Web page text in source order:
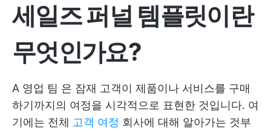
세일즈 퍼널 템플릿이란
무엇인가요?
A 영업 팀 은 잠재 고객이 제품이나 서비스를 구매
하기까지의 여정을 시각적으로 표현한 것입니다. 여
기에는 전체 고객 여정 회사에 대해 알아가는 것부